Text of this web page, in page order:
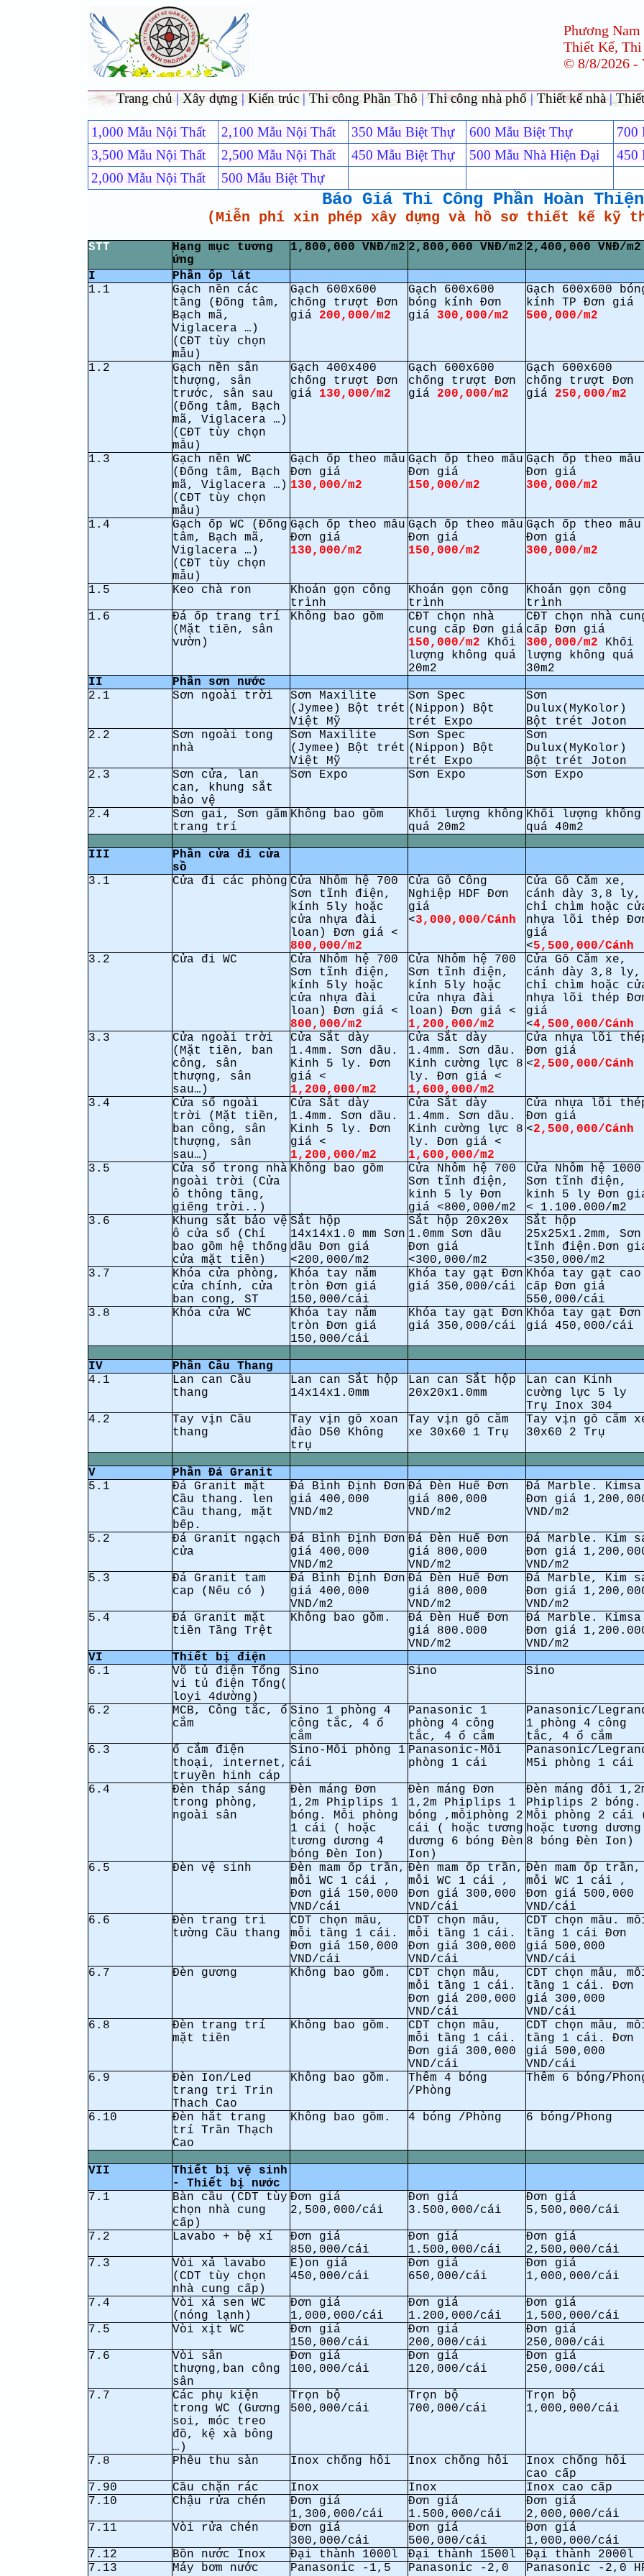
Phương
Thiết Kế, Thi
© 8/8/2026 -
Trang chủ|Xây dựng|Kiến trúc|Thi công Phần Thô|Thi công nhà phố|Thiết kế nhà|
1,000 Mẫu Nội Thất 2,100 Mẫu Nội Thất 350 Mẫu Biệt Thự 600 Mẫu Biệt Thự
700
3,500 Mẫu Nội Thất
2,500 Mẫu Nội Thất 450 Mẫu Biệt Thự 500 Mẫu Nhà Hiện Đại
450
2,000 Mẫu Nội Thất
500 Mẫu Biệt Thự
Báo Giá Thi Công Phần Hoàn Thiện
(Miễn phí xin phép xây dựng và hồ sơ thiết kế kỹ
STT
Hạng mục tương
ứng
1,800,000 VNĐ/m2 2,800,000 VNĐ/m2 2,400,000 VNĐ/m2
I
Phần ốp lát
1.1
Gạch nền các
tầng (Đống tâm,
Bạch mã,
Viglacera …)
(CĐT tùy chọn
mẫu)
Gạch 600x600
chống trượt Đơn
giá 200,000/m2
Gạch 600x600
bóng kính Đơn
giá 300,000/m2
Gạch 600x600
kính TP Đơn giá
500,000/m2
1.2
Gạch nền sân
thượng, sân
trước, sân sau
(Đống tâm, Bạch
mã, Viglacera …)
(CĐT tùy chọn
mẫu)
Gạch 400x400
chống trượt Đơn
giá 130,000/m2
Gạch 600x600
chống trượt Đơn
giá 200,000/m2
Gạch 600x600
chống trượt Đơn
giá 250,000/m2
1.3
Gạch nền WC
(Đống tâm, Bạch
mã, Viglacera …)
(CĐT tùy chọn
mẫu)
Gạch ốp theo mẫu
Đơn giá
130,000/m2
Gạch ốp theo mẫu
Đơn giá
150,000/m2
Gạch ốp theo mẫu
Đơn giá
300,000/m2
1.4
Gạch ốp WC (Đống
tâm, Bạch mã,
Viglacera …)
(CĐT tùy chọn
mẫu)
Gạch ốp theo mẫu
Đơn giá
130,000/m2
Gạch ốp theo mẫu
Đơn giá
150,000/m2
Gạch ốp theo mẫu
Đơn giá
300,000/m2
1.5 Keo chà ron
Khoán gọn công
trình
Khoán gọn công
trình
Khoán gọn công
trình
1.6
Đá ốp trang trí
(Mặt tiền, sân
vườn)
Không bao gồm
CĐT chọn nhà
cung cấp Đơn giá
150,000/m2 Khối
lượng không quá
20m2
CĐT chọn nhà
cấp Đơn giá
300,000/m2 Khối
lượng không quá
30m2
II
Phần sơn nước
2.1
Sơn ngoài trời
Sơn Maxilite
(Jymee) Bột trét
Việt Mỹ
Sơn Spec
(Nippon) Bột
trét Expo
Sơn
Dulux(MyKolor)
Bột trét Joton
2.2
Sơn ngoài tong
nhà
Sơn Maxilite
(Jymee) Bột trét
Việt Mỹ
Sơn Spec
(Nippon) Bột
trét Expo
Sơn
Dulux(MyKolor)
Bột trét Joton
2.3
Sơn cửa, lan
can, khung sắt
bảo vệ
Sơn Expo Sơn Expo Sơn Expo
2.4
Sơn gai, Sơn gấm
trang trí
Không bao gồm
Khối lượng không
quá 20m2
Khối lượng không
quá 40m2
III
Phần cửa đi cửa
sồ
3.1
Cửa đi các phòng Cửa Nhôm hệ 700
Sơn tĩnh điện,
kính 5ly hoặc
cửa nhựa đài
loan) Đơn giá <
800,000/m2
Cửa Gỗ Công
Nghiệp HDF Đơn
giá
<3,000,000/Cánh
Cửa Gỗ Căm xe,
cánh dày 3,8 ly,
chỉ chìm hoặc
nhựa lõi thép
giá
<5,500,000/Cánh
3.2
Cửa đi WC
Cửa Nhôm hệ 700
Sơn tĩnh điện,
kính 5ly hoặc
cửa nhựa đài
loan) Đơn giá <
800,000/m2
Cửa Nhôm hệ 700
Sơn tĩnh điện,
kính 5ly hoặc
cửa nhựa đài
loan) Đơn giá <
1,200,000/m2
Cửa Gỗ Căm xe,
cánh dày 3,8 ly,
chỉ chìm hoặc
nhựa lõi thép
giá
<4,500,000/Cánh
3.3
Cửa ngoài trời
(Mặt tiền, ban
công, sân
thượng, sân
sau…)
Cửa Sắt dày
1.4mm. Sơn dầu.
Kinh 5 ly. Đơn
giá <
1,200,000/m2
Cửa Sắt dày
1.4mm. Sơn dầu.
Kinh cường lực 8
ly. Đơn giá <
1,600,000/m2
Cửa nhựa lõi
Đơn giá
<2,500,000/Cánh
3.4
Cửa sổ ngoài
trời (Mặt tiền,
ban công, sân
thượng, sân
sau…)
Cửa Sắt dày
1.4mm. Sơn dầu.
Kinh 5 ly. Đơn
giá <
1,200,000/m2
Cửa Sắt dày
1.4mm. Sơn dầu.
Kinh cường lực 8
ly. Đơn giá <
1,600,000/m2
Cửa nhựa lõi
Đơn giá
<2,500,000/Cánh
3.5
Cửa sổ trong nhà
ngoài trời (Cửa
ô thông tầng,
giếng trời..)
Không bao gồm
Cửa Nhôm hệ 700
Sơn tĩnh điện,
kinh 5 ly Đơn
giá <800,000/m2
Cửa Nhôm hệ 1000
Sơn tĩnh điện,
kinh 5 ly Đơn
< 1.100.000/m2
3.6
Khung sắt bảo vệ
ô cửa sổ
(Chỉ
bao gồm hệ thống
cửa mặt tiền)
Sắt hộp
14x14x1.0 mm Sơn
dầu Đơn giá
<200,000/m2
Sắt hộp 20x20x
1.0mm Sơn dầu
Đơn giá
<300,000/m2
Sắt hộp
25x25x1.2mm, Sơn
tĩnh điện.Đơn
<350,000/m2
3.7
Khóa cửa phòng,
cửa chính, cửa
ban cong, ST
Khóa tay nắm
tròn Đơn giá
150,000/cái
Khóa tay gạt Đơn
giá 350,000/cái
Khóa tay gạt cao
cấp Đơn giá
550,000/cái
3.8
Khóa cửa WC
Khóa tay nắm
tròn Đơn giá
150,000/cái
Khóa tay gạt Đơn
giá 350,000/cái
Khóa tay gạt Đơn
giá 450,000/cái
IV
Phần Cầu Thang
4.1
Lan can Cầu
thang
Lan can Sắt hộp
14x14x1.0mm
Lan can Sắt hộp
20x20x1.0mm
Lan can Kinh
cường lực 5 ly
Trụ Inox 304
4.2
Tay vịn Cầu
thang
Tay vịn gỗ xoan
đào D50 Không
trụ
Tay vịn gỗ căm
xe 30x60 1 Trụ
Tay vịn gỗ căm
30x60 2 Trụ
V
Phần Đá Granit
5.1
Đá Granit mặt
Cầu thang. len
Cầu thang, mặt
bếp.
Đá Bình Định Đơn
giá 400,000
VND/m2
Đá Đèn Huế Đơn
giá 800,000
VND/m2
Đá Marble. Kimsa
Đơn giá
VND/m2
5.2
Đá Granit ngạch
cửa
Đá Bình Định Đơn
giá 400,000
VND/m2
Đá Đèn Huế Đơn
giá 800,000
VND/m2
Đá Marble. Kim
Đơn giá
VND/m2
5.3
Đá Granit tam
cap (Nếu có )
Đá Bình Định Đơn
giá 400,000
VND/m2
Đá Đèn Huế Đơn
giá 800,000
VND/m2
Đá Marble, Kim
Đơn giá
VND/m2
5.4
Đá Granit mặt
tiền Tầng Trệt
Không bao gồm.
Đá Đèn Huế Đơn
giá 800.000
VND/m2
Đá Marble. Kimsa
Đơn giá
VND/m2
VI
Thiết bị điện
6.1
Võ tủ điện Tổng
vi tủ điện Tổng(
loyi 4dường)
Sino Sino Sino
6.2
MCB, Công tắc, ổ
cắm
Sino 1 phòng 4
công tắc, 4 ổ
cắm
Panasonic 1
phòng 4 công
tắc, 4 ổ cắm
Panasonic/
1 phòng 4 công
tắc, 4 ổ cắm
6.3
ổ cắm điện
thoại, internet,
truyền hinh cáp
Sino-Mỗi phòng 1
cái
Panasonic-Mỗi
phòng 1 cái
Panasonic/
M5i phòng 1 cái
6.4
Đèn tháp sáng
trong phòng,
ngoài sân
Đèn máng Đơn
1,2m Phiplips 1
bóng. Mỗi phòng
1 cái ( hoặc
tương dương 4
bóng Đèn Ion)
Đèn máng Đơn
1,2m Phiplips 1
bóng ,mỗiphòng 2
cái ( hoặc tương
dương 6 bóng Đèn
Ion)
Đèn máng đôi
Phiplips 2 bóng.
Mỗi phòng 2 cái
hoặc tương dương
8 bóng Đèn Ion)
6.5 Đèn vệ sinh
Đèn mam ốp trần,
mỗi WC 1 cái ,
Đơn giá 150,000
VND/cái
Đèn mam ốp trần,
mỗi WC 1 cái ,
Đơn giá 300,000
VND/cái
Đèn mam ốp trần,
mỗi WC 1 cái ,
Đơn giá 500,000
VND/cái
6.6
Đèn trang tri
tường Cầu thang
CDT chọn mẫu,
mỗi tầng 1 cái.
Đơn giá 150,000
VND/cái
CDT chọn mẫu,
mỗi tầng 1 cái.
Đơn giá 300,000
VND/cái
CDT chọn mẫu.
tầng 1 cái Đơn
giá 500,000
VND/cái
6.7
Đèn gương Không bao gồm.
CDT chọn mẫu,
mỗi tầng 1 cái.
Đơn giá 200,000
VND/cái
CDT chọn mẫu,
tầng 1 cái. Đơn
giá 300,000
VND/cái
6.8
Đèn trang trí
mặt tiền
Không bao gồm.
CDT chọn mẫu,
mỗi tầng 1 cái.
Đơn giá 300,000
VND/cái
CDT chọn mẫu,
tầng 1 cái. Đơn
giá 500,000
VND/cái
6.9
Đèn Ion/Led
trang tri Trin
Thach Cao
Không bao gồm.
Thêm 4 bóng
/Phòng
Thêm 6 bóng/
6.10
Đèn hắt trang
trí Trần Thạch
Cao
Không bao gồm. 4 bóng /Phòng 6 bóng/Phong
VII
Thiết bị vệ sinh
- Thiết bị nước
7.1
Bàn cầu (CDT tùy
chọn nhà cung
cấp)
Đơn giá
2,500,000/cái
Đơn giá
3.500,000/cái
Đơn giá
5,500,000/cái
7.2 Lavabo + bệ xí
Đơn giá
850,000/cái
Đơn giá
1.500,000/cái
Đơn giá
2,500,000/cái
7.3
Vòi xả lavabo
(CDT tùy chọn
nhà cung cấp)
E)on giá
450,000/cái
Đơn giá
650,000/cái
Đơn giá
1,000,000/cái
7.4
Vòi xả sen WC
(nóng lạnh)
Đơn giá
1,000,000/cái
Đơn giá
1.200,000/cái
Đơn giá
1,500,000/cái
7.5
Vòi xịt WC
Đơn giá
150,000/cái
Đơn giá
200,000/cái
Đơn giá
250,000/cái
7.6
Vòi sân
thượng,ban công
sân
Đơn giá
100,000/cái
Đơn giá
120,000/cái
Đơn giá
250,000/cái
7.7
Các phụ kiện
trong WC (Gương
soi, móc treo
đồ, kệ xà bông
…)
Trọn bộ
500,000/cái
Trọn bộ
700,000/cái
Trọn bộ
1,000,000/cái
7.8 Phễu thu sàn Inox chống hôi Inox chống hôi
Inox chống hôi
cao cấp
7.90
Cầu chặn rác Inox Inox
Inox cao cấp
7.10
Chậu rửa chén
Đơn giá
1,300,000/cái
Đơn giá
1.500,000/cái
Đơn giá
2,000,000/cái
7.11
Vòi rửa chén
Đơn giá
300,000/cái
Đơn giá
500,000/cái
Đơn giá
1,000,000/cái
7.12
Bồn nước Inox Đại thành 1000l Đại thành 1500l
Đại thành 2000l
7.13
Máy bơm nước
Panasonic -1,5
Panasonic -2,0
Panasonic -2,0